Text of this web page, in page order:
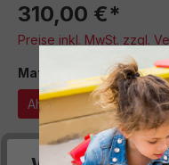
310,00 €*
Preise inkl. MwSt. zzgl.
Material auswählen
Ahorn Dekor
Breite (cm)auswählen